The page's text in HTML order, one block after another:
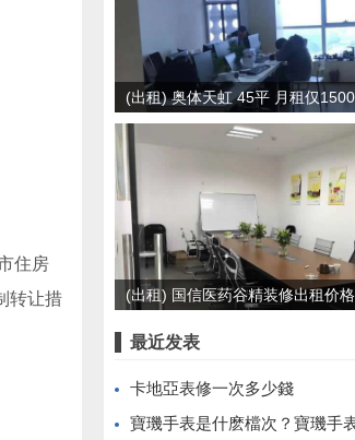
住房
转让措
(出租) 奥体天虹 45平 月租仅
一付一
(出租) 国信医药谷精装修出租价
最近发表
卡地亞表修一次多少錢
寶璣手表是什麽檔次？寶璣手表走時